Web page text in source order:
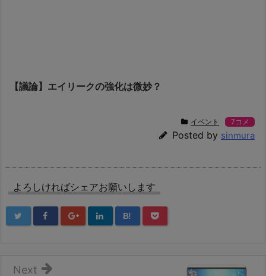
【議論】エイリークの強化は微妙？
イベント 7コメ
Posted by sinmura
よろしければシェアお願いします
B!
Next